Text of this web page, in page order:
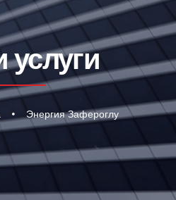
Энергия Зафероглу